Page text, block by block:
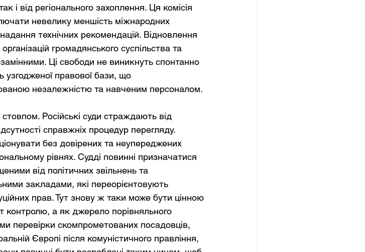
і від регіонального захоплення. Ця комісія
невелику меншість міжнародних
технічних рекомендацій. Відновлення
громадянського суспільства та
Ці свободи не виникнуть спонтанно
узгодженої правової бази, що
незалежністю та навченим персоналом.
Російські суди страждають від
справжніх процедур перегляду.
без довірених та неупереджених
рівнях. Судді повинні призначатися
від політичних звільнень та
закладами, які переорієнтовують
прав. Тут знову ж таки може бути цінною
контролю, а як джерело порівняльного
перевірки скомпрометованих посадовців,
Європі після комуністичного правління,